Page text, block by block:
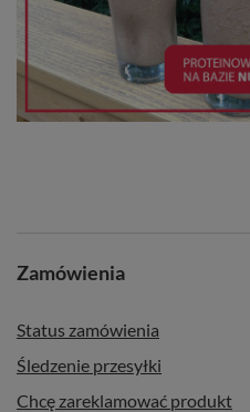
Zamówienia
Status zamówienia
Śledzenie przesyłki
Chcę zareklamować produkt